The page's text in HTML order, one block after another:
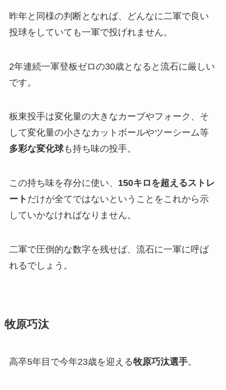
昨年と同様の判断となれば、どんなに二軍で良い
投球をしていても一軍で投げれません。
2年連続一軍登板ゼロの30歳となると流石に厳しい
です。
板東投手は変化量の大きなカーブやフォーク、そ
して変化量の小さなカットボールやツーシーム等
多彩な変化球も持ち味の投手。
この持ち味を存分に使い、 150キロを超えるストレ
ート だけが全てではないということをこれから示
していかなければなりません。
二軍で圧倒的な数字を残せば、流石に一軍に呼ば
れるでしょう。
牧原巧汰
高卒5年目で今年23歳を迎える牧原巧汰選手。